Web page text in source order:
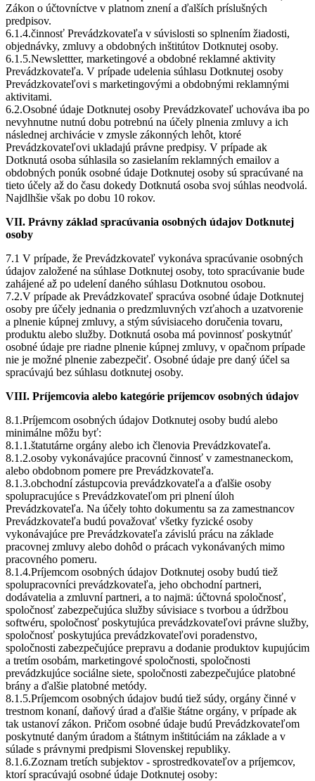
Zákon o účtovníctve v platnom znení a ďalších príslušných
predpisov.
6.1.4.činnosť Prevádzkovateľa v súvislosti so splnením žiadosti,
objednávky, zmluvy a obdobných inštitútov Dotknutej osoby.
6.1.5.Newslettter, marketingové a obdobné reklamné aktivity
Prevádzkovateľa. V prípade udelenia súhlasu Dotknutej osoby
Prevádzkovateľovi s marketingovými a obdobnými reklamnými
aktivitami.
6.2.Osobné údaje Dotknutej osoby Prevádzkovateľ uchováva iba po
nevyhnutne nutnú dobu potrebnú na účely plnenia zmluvy a ich
následnej archivácie v zmysle zákonných lehôt, ktoré
Prevádzkovateľovi ukladajú právne predpisy. V prípade ak
Dotknutá osoba súhlasila so zasielaním reklamných emailov a
obdobných ponúk osobné údaje Dotknutej osoby sú spracúvané na
tieto účely až do času dokedy Dotknutá osoba svoj súhlas neodvolá.
Najdlhšie však po dobu 10 rokov.
VII. Právny základ spracúvania osobných údajov Dotknutej
osoby
7.1 V prípade, že Prevádzkovateľ vykonáva spracúvanie osobných
údajov založené na súhlase Dotknutej osoby, toto spracúvanie bude
zahájené až po udelení daného súhlasu Dotknutou osobou.
7.2.V prípade ak Prevádzkovateľ spracúva osobné údaje Dotknutej
osoby pre účely jednania o predzmluvných vzťahoch a uzatvorenie
a plnenie kúpnej zmluvy, a stým súvisiaceho doručenia tovaru,
produktu alebo služby. Dotknutá osoba má povinnosť poskytnúť
osobné údaje pre riadne plnenie kúpnej zmluvy, v opačnom prípade
nie je možné plnenie zabezpečiť. Osobné údaje pre daný účel sa
spracúvajú bez súhlasu dotknutej osoby.
VIII. Príjemcovia alebo kategórie príjemcov osobných údajov
8.1.Príjemcom osobných údajov Dotknutej osoby budú alebo
minimálne môžu byť:
8.1.1.štatutárne orgány alebo ich členovia Prevádzkovateľa.
8.1.2.osoby vykonávajúce pracovnú činnosť v zamestnaneckom,
alebo obdobnom pomere pre Prevádzkovateľa.
8.1.3.obchodní zástupcovia prevádzkovateľa a ďalšie osoby
spolupracujúce s Prevádzkovateľom pri plnení úloh
Prevádzkovateľa. Na účely tohto dokumentu sa za zamestnancov
Prevádzkovateľa budú považovať všetky fyzické osoby
vykonávajúce pre Prevádzkovateľa závislú prácu na základe
pracovnej zmluvy alebo dohôd o prácach vykonávaných mimo
pracovného pomeru.
8.1.4.Príjemcom osobných údajov Dotknutej osoby budú tiež
spolupracovníci prevádzkovateľa, jeho obchodní partneri,
dodávatelia a zmluvní partneri, a to najmä: účtovná spoločnosť,
spoločnosť zabezpečujúca služby súvisiace s tvorbou a údržbou
softwéru, spoločnosť poskytujúca prevádzkovateľovi právne služby,
spoločnosť poskytujúca prevádzkovateľovi poradenstvo,
spoločnosti zabezpečujúce prepravu a dodanie produktov kupujúcim
a tretím osobám, marketingové spoločnosti, spoločnosti
prevádzkujúce sociálne siete, spoločnosti zabezpečujúce platobné
brány a ďalšie platobné metódy.
8.1.5.Príjemcom osobných údajov budú tiež súdy, orgány činné v
trestnom konaní, daňový úrad a ďalšie štátne orgány, v prípade ak
tak ustanoví zákon. Pričom osobné údaje budú Prevádzkovateľom
poskytnuté daným úradom a štátnym inštitúciám na základe a v
súlade s právnymi predpismi Slovenskej republiky.
8.1.6.Zoznam tretích subjektov - sprostredkovateľov a príjemcov,
ktorí spracúvajú osobné údaje Dotknutej osoby: